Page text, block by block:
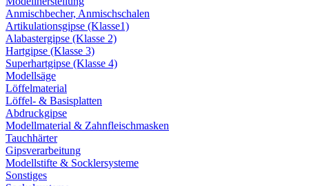
Anmischbecher, Anmischschalen
Artikulationsgipse (Klasse1)
Alabastergipse (Klasse 2)
Hartgipse (Klasse 3)
Superhartgipse (Klasse 4)
Modellsäge
Löffelmaterial
Löffel- & Basisplatten
Abdruckgipse
Modellmaterial & Zahnfleischmasken
Tauchhärter
Gipsverarbeitung
Modellstifte & Socklersysteme
Sonstiges